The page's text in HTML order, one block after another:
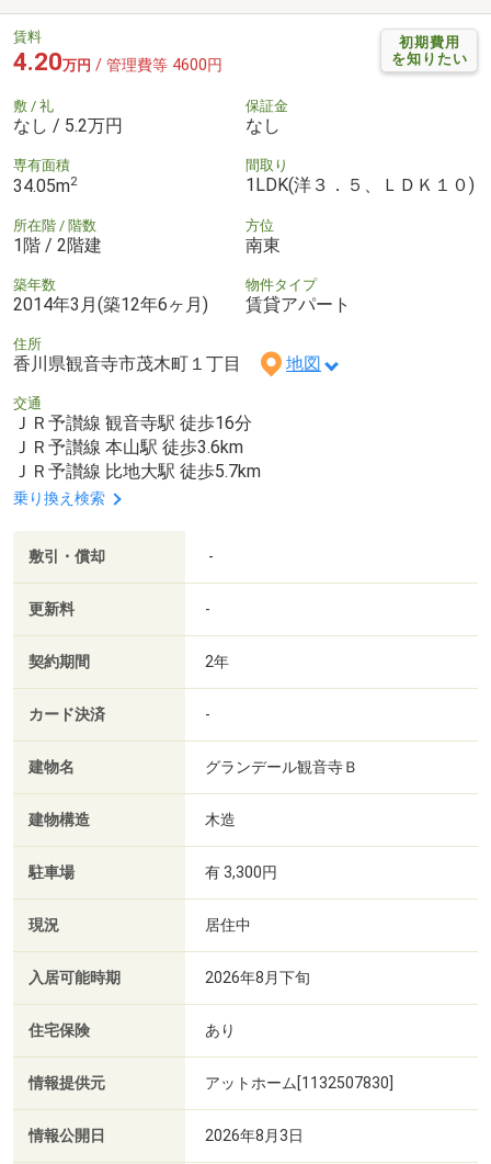
初期費用
を知りたい
賃料
4.20万円 / 管理費等 4600円
敷 / 礼
なし / 5.2万円
保証金
なし
専有面積
34.05m2
間取り
1LDK(洋３．５、ＬＤＫ１０)
所在階 / 階数
1階 / 2階建
方位
南東
築年数
2014年3月(築12年6ヶ月)
物件タイプ
賃貸アパート
住所
香川県観音寺市茂木町１丁目 地図
交通
ＪＲ予讃線 観音寺駅 徒歩16分
ＪＲ予讃線 本山駅 徒歩3.6km
ＪＲ予讃線 比地大駅 徒歩5.7km
乗り換え検索
敷引・償却 -
更新料 -
契約期間 2年
カード決済 -
建物名 グランデール観音寺Ｂ
建物構造 木造
駐車場 有 3,300円
現況 居住中
入居可能時期 2026年8月下旬
住宅保険 あり
情報提供元 アットホーム[1132507830]
情報公開日 2026年8月3日